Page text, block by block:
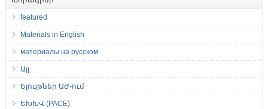
featured
Materials in English
материалы на русском
Այլ
Ելույթներ ԱԺ-ում
ԵԽԽՎ (PACE)